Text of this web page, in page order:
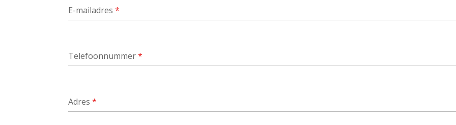
E-mailadres*
Telefoonnummer*
Adres*